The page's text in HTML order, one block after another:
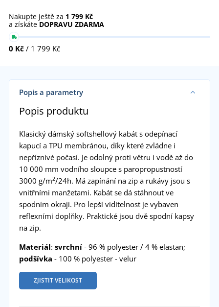
Nakupte ještě za 1 799 Kč
a získáte DOPRAVU ZDARMA
0 Kč / 1 799 Kč
Popis a parametry
Popis produktu
Klasický dámský softshellový kabát s odepínací
kapucí a TPU membránou, díky které zvládne i
nepříznivé počasí. Je odolný proti větru i vodě až do
10 000 mm vodního sloupce s paropropustností
3000 g/m2/24h. Má zapínání na zip a rukávy jsou s
vnitřními manžetami. Kabát se dá stáhnout ve
spodním okraji. Pro lepší viditelnost je vybaven
reflexními doplňky. Praktické jsou dvě spodní kapsy
na zip.
Materiál: svrchní- 96 % polyester / 4 % elastan;
podšívka - 100 % polyester - velur
ZJISTIT VELIKOST